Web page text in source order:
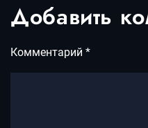
Добавить
Комментарий *